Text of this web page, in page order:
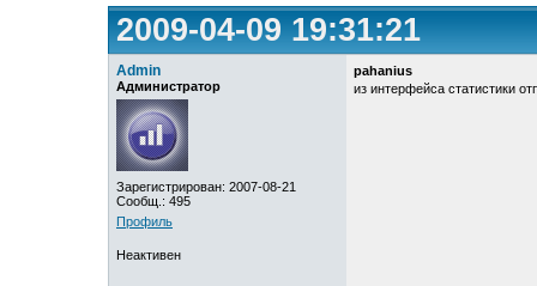
2009-04-09 19:31:21
Admin
Администратор
Зарегистрирован: 2007-08-21
Сообщ.: 495
Профиль
pahanius
из интерфейса статистики
Неактивен